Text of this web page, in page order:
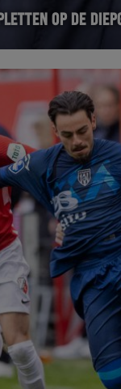
OP DE